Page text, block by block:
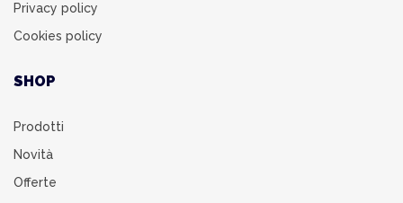
Privacy policy
Cookies policy
SHOP
Prodotti
Novità
Offerte